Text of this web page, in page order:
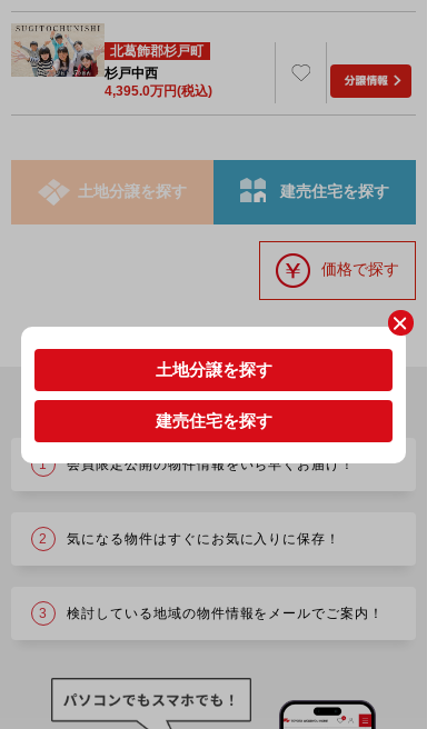
北葛飾郡杉戸町
杉戸中西
4,395.0万円(税込)
土地分譲を探す 建売住宅を探す
価格で探す
簡単登録で便利にお得にお家探し！
会員限定公開の物件情報をいち早くお届け！
気になる物件はすぐにお気に入りに保存！
検討している地域の物件情報をメールでご案内！
土地分譲を探す
建売住宅を探す